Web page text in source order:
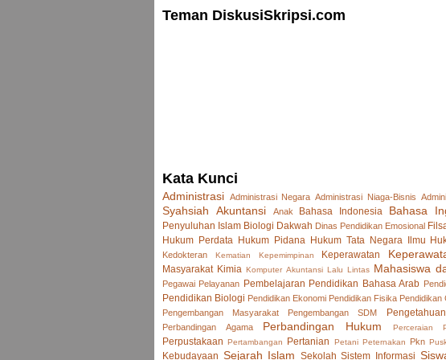
Teman DiskusiSkripsi.com
Kata Kunci
Administrasi Administrasi Negara Administrasi Niaga-Bisnis
Syahsiah
Akuntansi Anak Bahasa Indonesia Bahasa
Penyuluhan Islam Biologi Dakwah Dinas Pendidikan Emosional
Hukum Perdata Hukum Pidana Hukum Tata Negara Ilmu
Kedokteran
Kematian Kepemimpinan Keperawatan
Masyarakat Kimia Komputer Akuntansi Lalu Lintas Mahasiswa
Pegawai Pelayanan Pembelajaran Pendidikan Bahasa Arab
Pendidikan Biologi Pendidikan Ekonomi Pendidikan Fisika Pendidikan
Pengembangan Masyarakat Pengembangan SDM
Perbandingan Agama Perbandingan Hukum Perceraian
Perpustakaan Pertambangan Pertanian Petani Peternakan Pkn
Kebudayaan Sejarah Islam Sekolah Sistem Informasi